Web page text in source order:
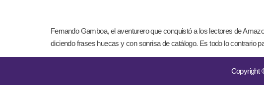
Fernando Gamboa, el aventurero que conquistó a los lectores de
diciendo frases huecas y con sonrisa de catálogo. Es todo lo contrario
Copyright